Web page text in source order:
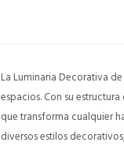
La Luminaria Decorativa
espacios. Con su
que transforma cualquier
diversos estilos